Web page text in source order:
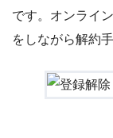
です。オンライ
をしながら解約